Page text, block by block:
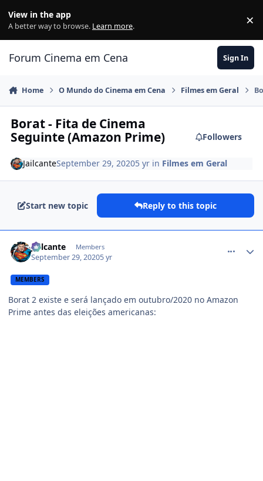
View in the app
A better way to browse. Learn more. ×
Forum Cinema em Cena Sign In
Home O Mundo do Cinema em Cena Filmes em Geral
Borat - Fita de Cinema
Seguinte (Amazon Prime)
Followers
JailcanteSeptember 29, 20205 yr in Filmes em Geral
Start new topic Reply to this topic
Jailcante Members
September 29, 20205 yr
MEMBERS
Borat 2 existe e será lançado em outubro/2020 no Amazon
Prime antes das eleições americanas: